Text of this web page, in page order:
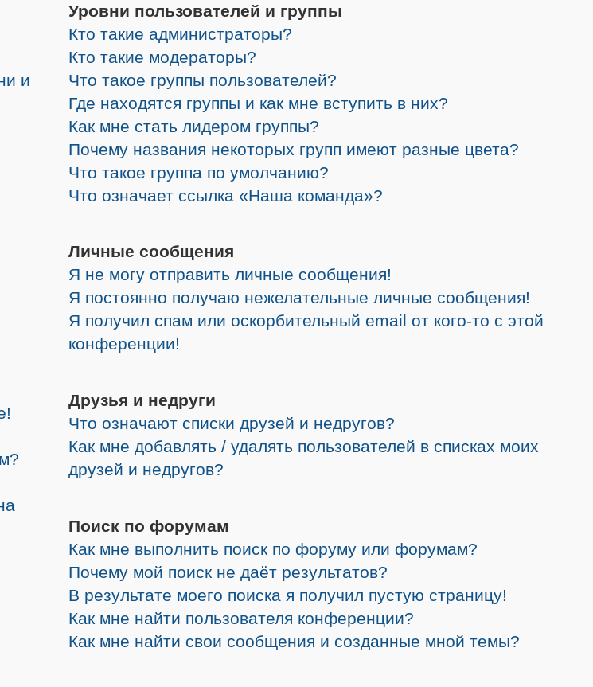
и
Уровни пользователей и группы
Кто такие администраторы?
Кто такие модераторы?
Что такое группы пользователей?
Где находятся группы и как мне вступить в них?
Как мне стать лидером группы?
Почему названия некоторых групп имеют разные цвета?
Что такое группа по умолчанию?
Что означает ссылка «Наша команда»?
Личные сообщения
Я не могу отправить личные сообщения!
Я постоянно получаю нежелательные личные сообщения!
Я получил спам или оскорбительный email от кого-то с этой
конференции!
Друзья и недруги
Что означают списки друзей и недругов?
Как мне добавлять / удалять пользователей в списках моих
друзей и недругов?
Поиск по форумам
Как мне выполнить поиск по форуму или форумам?
Почему мой поиск не даёт результатов?
В результате моего поиска я получил пустую страницу!
Как мне найти пользователя конференции?
Как мне найти свои сообщения и созданные мной темы?